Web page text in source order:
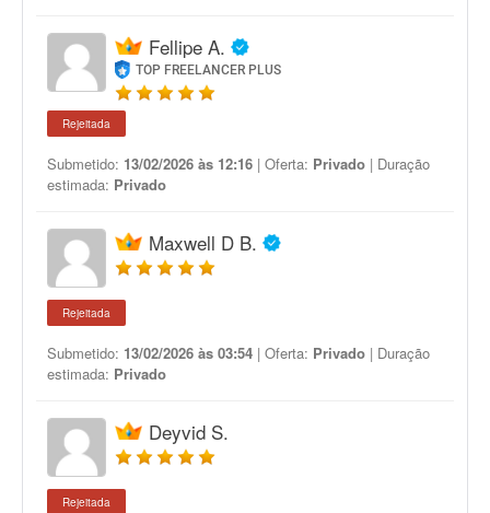
Fellipe A.
TOP FREELANCER PLUS
Rejeitada
Submetido: 13/02/2026 às 12:16 | Oferta: Privado | Duração
estimada: Privado
Maxwell D B.
Rejeitada
Submetido: 13/02/2026 às 03:54 | Oferta: Privado | Duração
estimada: Privado
Deyvid S.
Rejeitada